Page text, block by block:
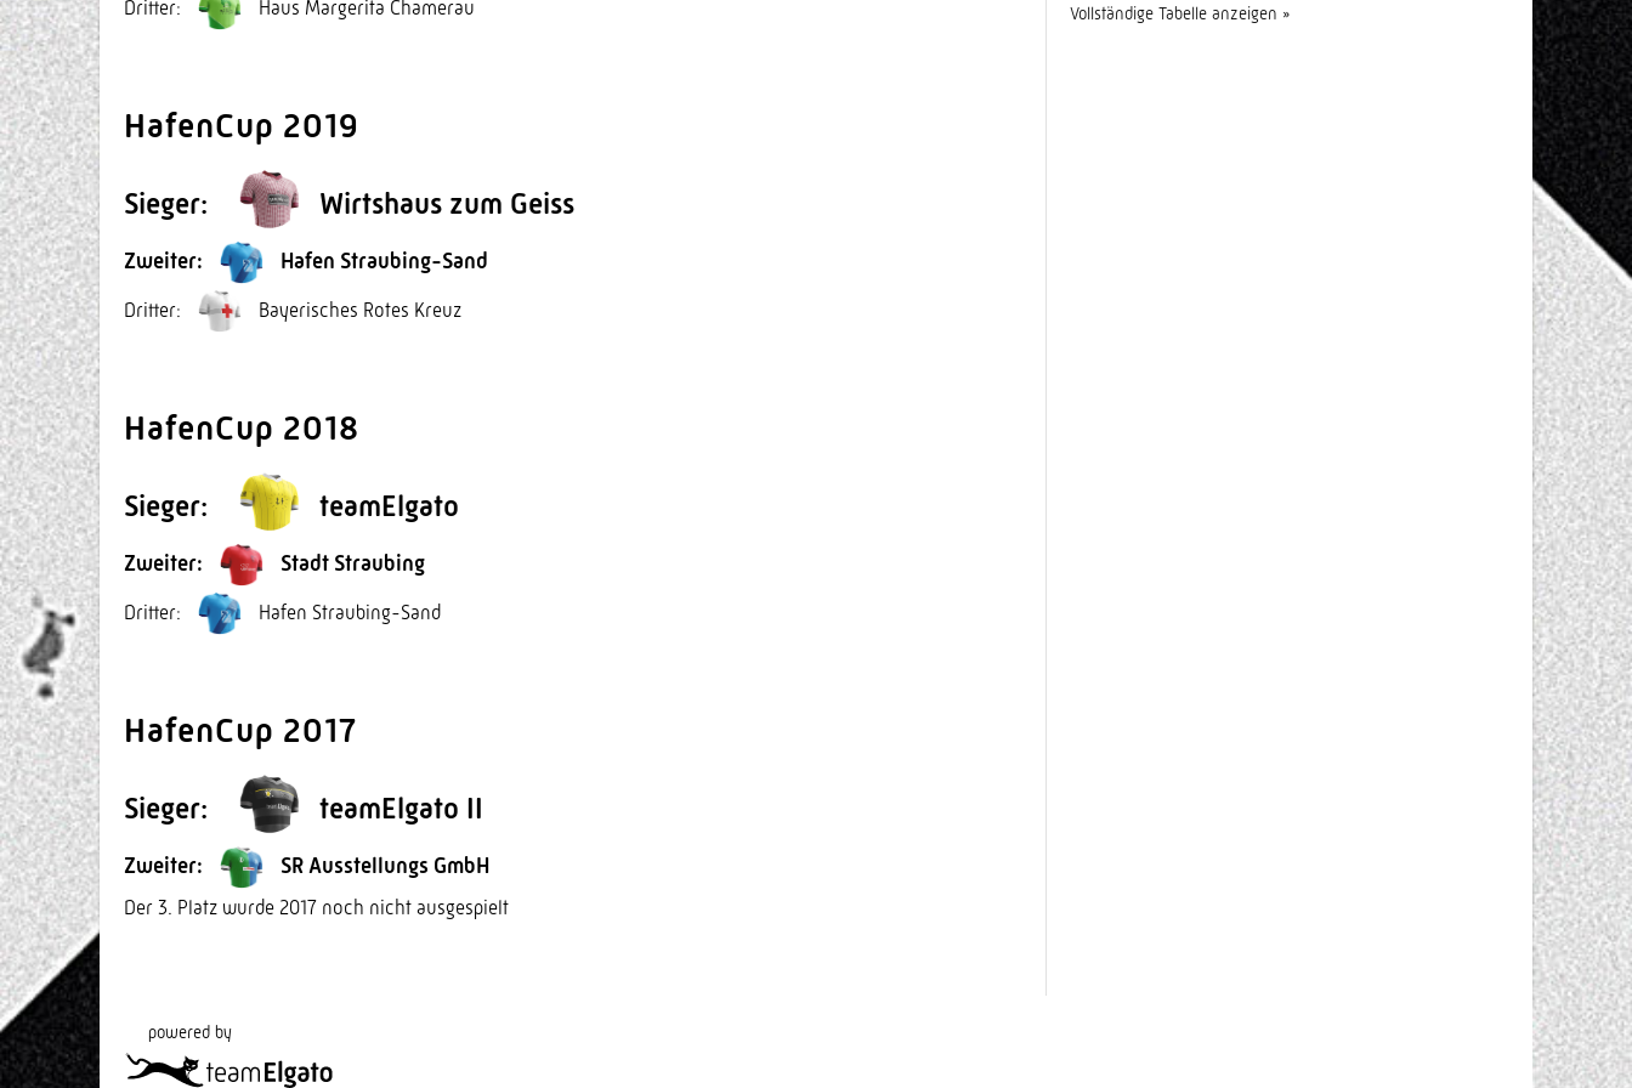
Dritter: Haus Margerita Chamerau
HafenCup 2019
Sieger: Wirtshaus zum Geiss
Zweiter: Hafen Straubing-Sand
Dritter: Bayerisches Rotes Kreuz
HafenCup 2018
Sieger: teamElgato
Zweiter: Stadt Straubing
Dritter: Hafen Straubing-Sand
HafenCup 2017
Sieger: teamElgato II
Zweiter: SR Ausstellungs GmbH
Der 3. Platz wurde 2017 noch nicht ausgespielt
Vollständige Tabelle anzeigen »
powered by